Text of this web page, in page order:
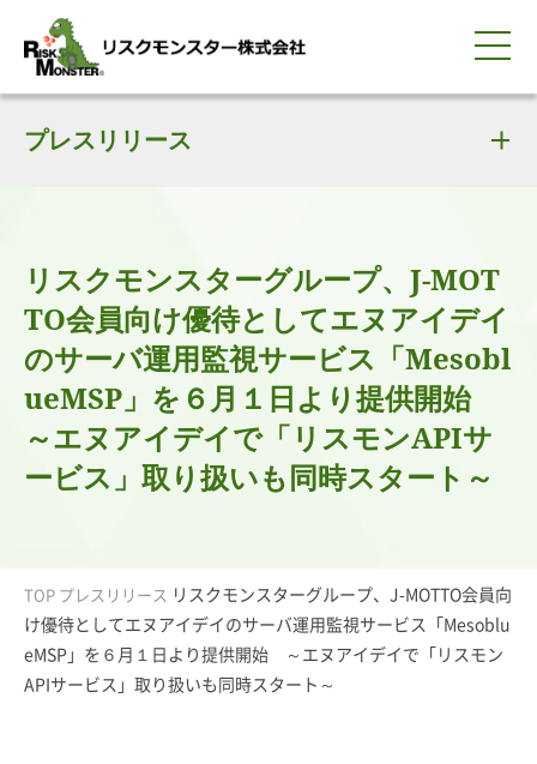
サービス紹介
選ばれる理由
知る・学ぶ
導入事例
企業情報
採用情報
IR情報
お問い合わせ
0120-259-440
平日9:00-18:00(土日祝除く)
プレスリリース
リスクモンスターグループ、J-MOT
TO会員向け優待としてエヌアイデイ
のサーバ運用監視サービス「Mesobl
ueMSP」を６月１日より提供開始
～エヌアイデイで「リスモンAPIサ
ービス」取り扱いも同時スタート～
TOP プレスリリース
リスクモンスターグループ、J-MOTTO会員向
け優待としてエヌアイデイのサーバ運用監視サービス「Mesoblu
eMSP」を６月１日より提供開始 ～エヌアイデイで「リスモン
APIサービス」取り扱いも同時スタート～